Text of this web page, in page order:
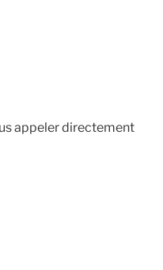
appeler directement